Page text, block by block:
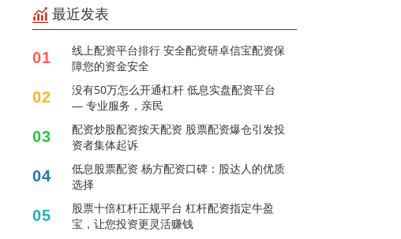
最近发表
01
线上配资平台排行 安全配资研卓信宝配资保
障您的资金安全
02
没有50万怎么开通杠杆 低息实盘配资平台
— 专业服务，亲民
03
配资炒股配资按天配资 股票配资爆仓引发投
资者集体起诉
04
低息股票配资 杨方配资口碑：股达人的优质
选择
05
股票十倍杠杆正规平台 杠杆配资指定牛盈
宝，让您投资更灵活赚钱